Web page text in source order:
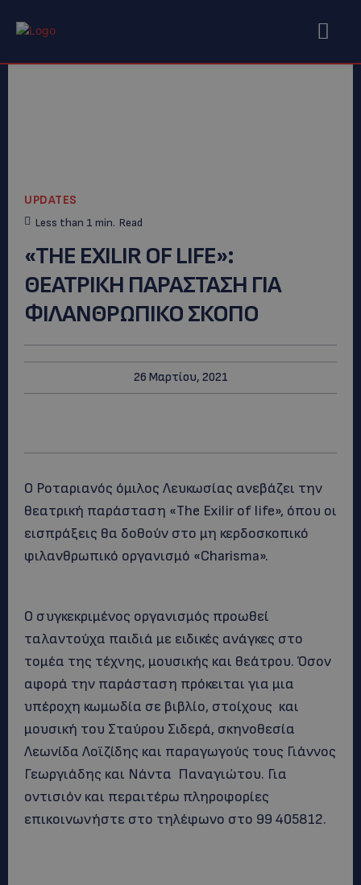
UPDATES
Less than 1 min. Read
«ΤΗΕ ΕXILIR OF LIFE»:
ΘΕΑΤΡΙΚΗ ΠΑΡΑΣΤΑΣΗ ΓΙΑ
ΦΙΛΑΝΘΡΩΠΙΚΟ ΣΚΟΠΟ
26 Μαρτίου, 2021
O Ροταριανός όμιλος Λευκωσίας ανεβάζει την
θεατρική παράσταση «The Exilir of life», όπου οι
εισπράξεις θα δοθούν στο μη κερδοσκοπικό
φιλανθρωπικό οργανισμό «Charisma».
Ο συγκεκριμένος οργανισμός προωθεί
ταλαντούχα παιδιά με ειδικές ανάγκες στο
τομέα της τέχνης, μουσικής και θεάτρου. Όσον
αφορά την παράσταση πρόκειται για μια
υπέροχη κωμωδία σε βιβλίο, στοίχους και
μουσική του Σταύρου Σιδερά, σκηνοθεσία
Λεωνίδα Λοϊζίδης και παραγωγούς τους Γιάννος
Γεωργιάδης και Νάντα Παναγιώτου. Για
οντισιόν και περαιτέρω πληροφορίες
επικοινωνήστε στο τηλέφωνο στο 99 405812.